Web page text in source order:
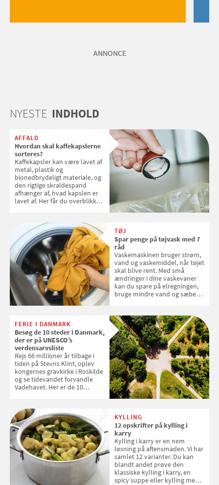
ANNONCE
NYESTE INDHOLD
AFFALD
Hvordan skal kaffekapslerne
sorteres?
Kaffekapsler kan være lavet af
metal, plastik og
bionedbrydeligt materiale, og
den rigtige skraldespand
afhænger af, hvad kapslen er
lavet af. Her får du overblikket
TØJ
Spar penge på tøjvask med 7
råd
Vaskemaskinen bruger strøm,
vand og vaskemiddel, når tøjet
skal blive rent. Med små
ændringer i dine vaskevaner
kan du spare på elregningen,
bruge mindre vand og sæbe
enkle råd til at spare penge på
tøjvasken
FERIE I DANMARK
Besøg de 10 steder i Danmark,
der er på UNESCO’s
verdensarvsliste
Rejs 66 millioner år tilbage i
tiden på Stevns Klint, oplev
kongernes gravkirke i Roskilde
og se tidevandet forvandle
Vadehavet. Her er de 10
KYLLING
12 opskrifter på kylling i
karry
Kylling i karry er en nem
løsning på aftensmaden. Vi har
samlet 12 varianter. Du kan
blandt andet prøve den
klassiske kylling i karry, en
spicy suppe eller kylling med